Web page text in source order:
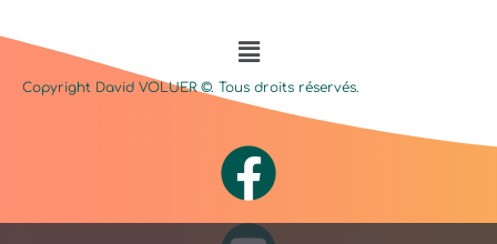
Menu
Copyright David VOLUER©. Tous droits réservés.